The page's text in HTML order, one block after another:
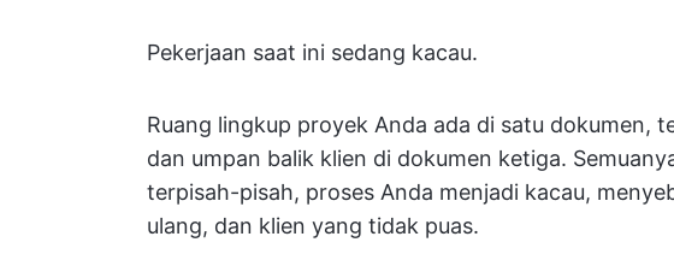
Pekerjaan saat ini sedang kacau.
Ruang lingkup proyek Anda ada di satu dokumen,
dan umpan balik klien di dokumen ketiga.
terpisah-pisah, proses Anda menjadi kacau,
ulang, dan klien yang tidak puas.